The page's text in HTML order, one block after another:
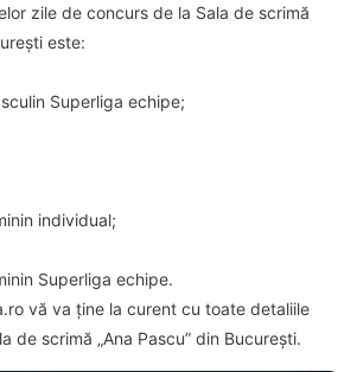
zile de concurs de la Sala de scrimă
este:
Superliga echipe;
individual;
Superliga echipe.
vă va ține la curent cu toate detaliile
de scrimă „Ana Pascu” din București.